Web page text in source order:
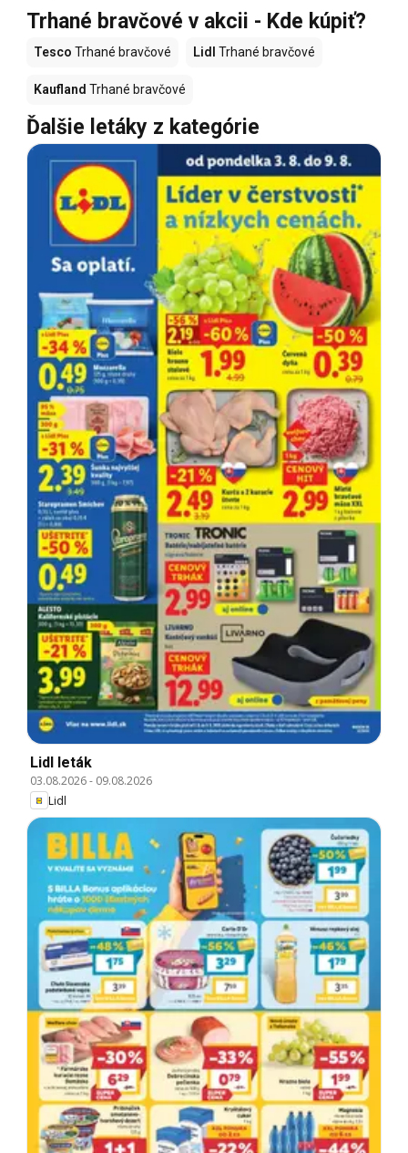
Trhané bravčové v akcii - Kde kúpiť?
Tesco Trhané bravčové Lidl Trhané bravčové
Kaufland Trhané bravčové
Ďalšie letáky z kategórie
Lidl leták
03.08.2026- 09.08.2026
Lidl